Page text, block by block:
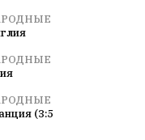
(3:5